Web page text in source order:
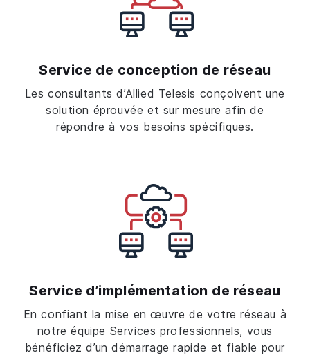
Service de conception de réseau
Les consultants d’Allied Telesis conçoivent une
solution éprouvée et sur mesure afin de
répondre à vos besoins spécifiques.
Service d’implémentation de réseau
En confiant la mise en œuvre de votre réseau à
notre équipe Services professionnels, vous
bénéficiez d’un démarrage rapide et fiable pour